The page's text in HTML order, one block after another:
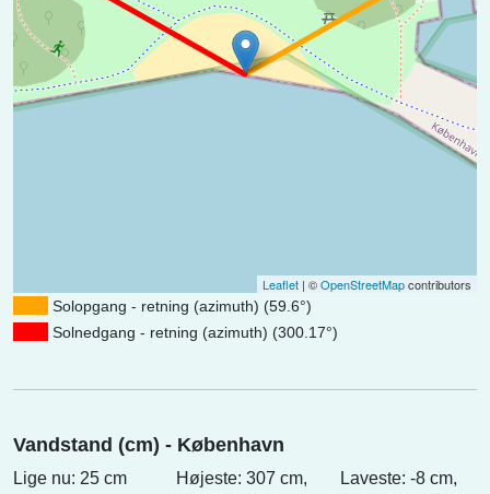
Leaflet | ©OpenStreetMapcontributors
Solopgang - retning (azimuth) (59.6°)
Solnedgang - retning (azimuth) (300.17°)
Vandstand (cm) - København
Lige nu: 25 cm
Højeste: 307 cm,
Laveste: -8 cm,